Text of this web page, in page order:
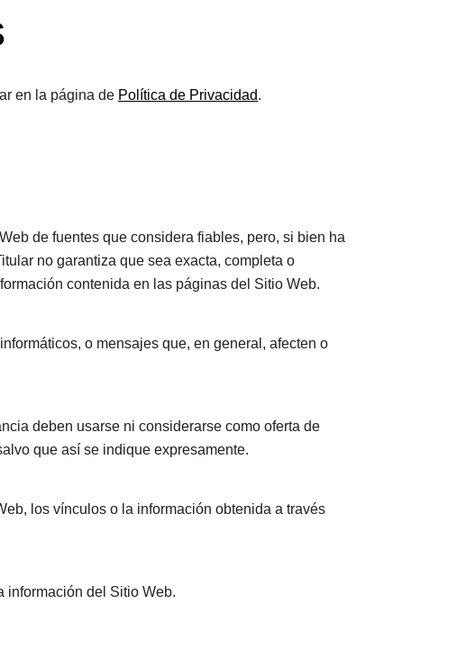
en la página de Política de Privacidad.
de fuentes que considera fiables, pero, si bien ha
no garantiza que sea exacta, completa o
contenida en las páginas del Sitio Web.
o mensajes que, en general, afecten o
deben usarse ni considerarse como oferta de
que así se indique expresamente.
los vínculos o la información obtenida a través
información del Sitio Web.